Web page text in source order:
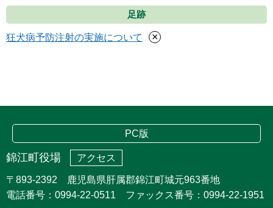
足跡
狂犬病予防注射の実施について ×
PC版
錦江町役場 アクセス
〒893-2392 鹿児島県肝属郡錦江町城元963番地
電話番号：0994-22-0511 ファックス番号：0994-22-1951